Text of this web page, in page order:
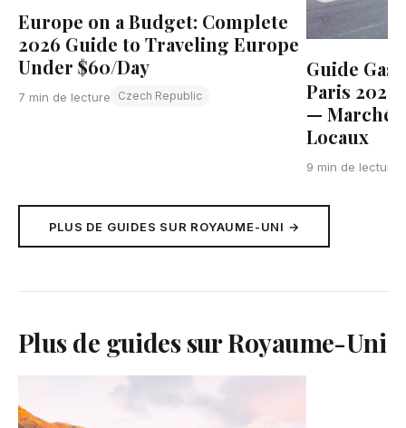
Europe on a Budget: Complete
2026 Guide to Traveling Europe
Under $60/Day
7 min de lecture Czech Republic
Guide
Paris
—
Locaux
9 min de lecture
PLUS DE GUIDES SUR ROYAUME-UNI →
Plus de guides sur Royaume-Uni